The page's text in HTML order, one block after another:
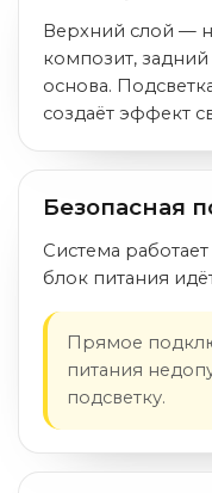
Верхний слой —
композит,
основа.
создаёт эффект
Безопасная
Система
блок питания
Прямое
питания
подсветку.